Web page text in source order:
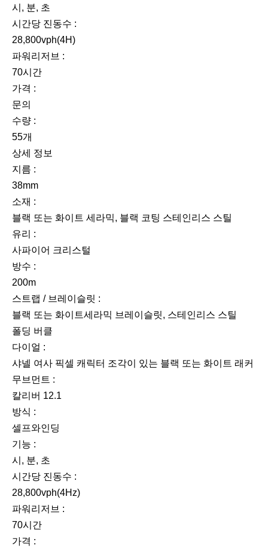
시, 분, 초
시간당 진동수 :
28,800vph(4H)
파워리저브 :
70시간
가격 :
문의
수량 :
55개
상세 정보
지름 :
38mm
소재 :
블랙 또는 화이트 세라믹, 블랙 코팅 스테인리스 스틸
유리 :
사파이어 크리스털
방수 :
200m
스트랩 / 브레이슬릿 :
블랙 또는 화이트세라믹 브레이슬릿, 스테인리스 스틸
폴딩 버클
다이얼 :
샤넬 여사 픽셀 캐릭터 조각이 있는 블랙 또는 화이트 래커
무브먼트 :
칼리버 12.1
방식 :
셀프와인딩
기능 :
시, 분, 초
시간당 진동수 :
28,800vph(4Hz)
파워리저브 :
70시간
가격 :